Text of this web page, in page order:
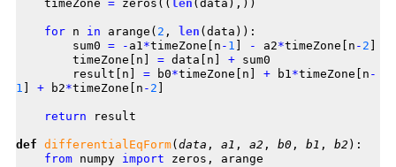
    timeZone
= zeros(( len (data),))
for n in arange( 2 , len (data)):
        sum0
= - a1*timeZone[n - 1 - a2*timeZone[n - 2
        timeZone[n]
= data[n] + sum0
        result[n]
= b0*timeZone[n] + b1*timeZone[n -
1
+ b2*timeZone[n - 2
return result
def differentialEqForm( data , a1 , a2 , b0 , b1 , b2 ):
from numpy import zeros, arange